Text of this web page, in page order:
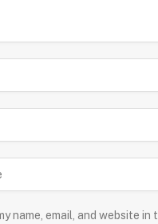
name, email, and website in